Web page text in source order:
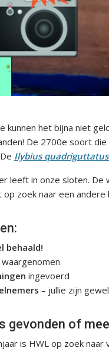
kunnen het bijna niet
De 2700e soort
Ilybius
leeft in onze sloten. De
zoek naar een andere
behaald!
waargenomen
ingevoerd
– jullie zijn
gevonden of
is HWL op zoek